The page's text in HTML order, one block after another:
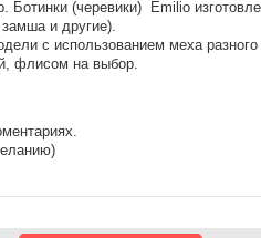
Ботинки (черевики) Emilio
и другие).
с использованием меха
флисом на выбор.